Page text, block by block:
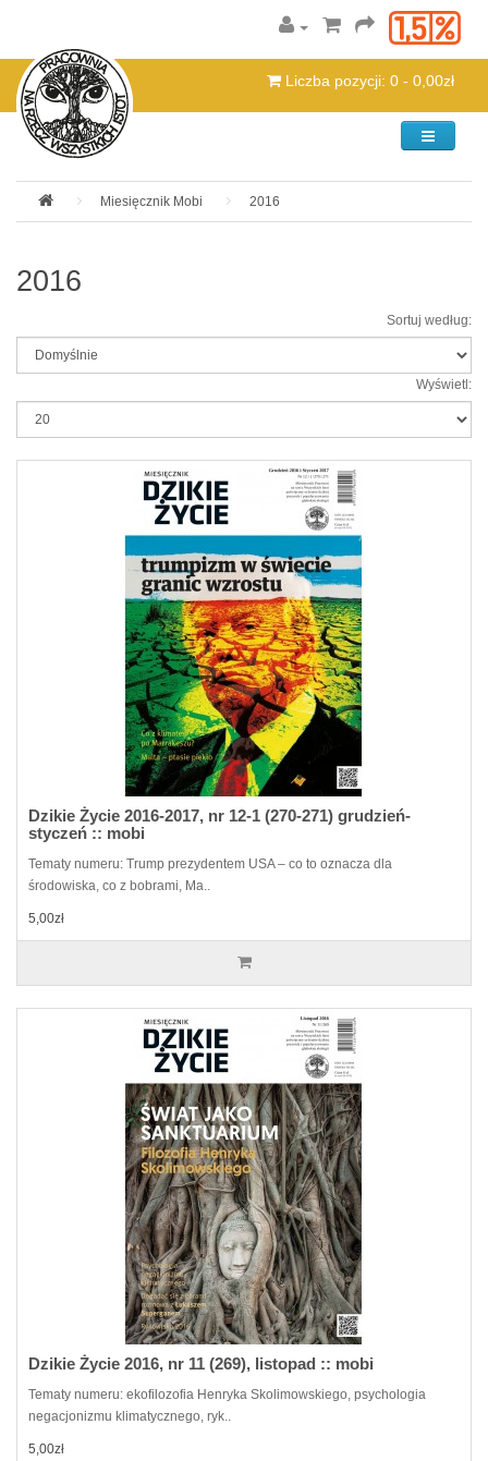
Liczba pozycji: 0 - 0,00zł
Kategorie
Miesięcznik Mobi 2016
2016
Sortuj według:
Wyświetl:
Dzikie Życie 2016-2017, nr 12-1 (270-271) grudzień-
styczeń :: mobi
Tematy numeru: Trump prezydentem USA – co to oznacza dla
środowiska, co z bobrami, Ma..
5,00zł
Dzikie Życie 2016, nr 11 (269), listopad :: mobi
Tematy numeru: ekofilozofia Henryka Skolimowskiego, psychologia
negacjonizmu klimatycznego, ryk..
5,00zł